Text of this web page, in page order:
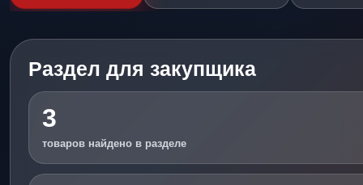
Раздел для закупщика
3
товаров найдено в разделе